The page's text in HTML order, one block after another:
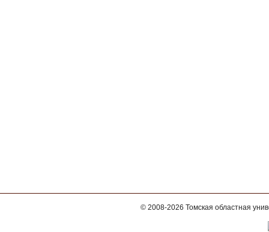
© 2008-2026 Томская областная